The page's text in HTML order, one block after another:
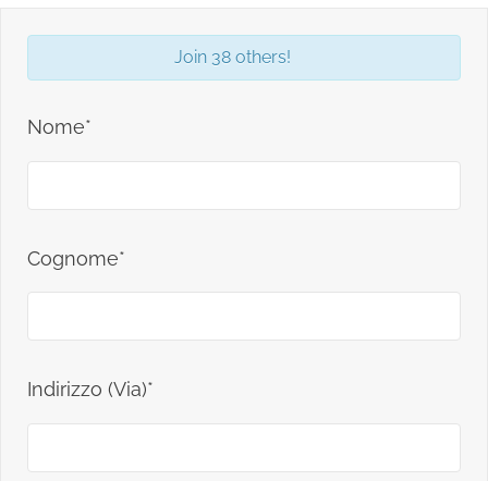
Join 38 others!
Nome*
Cognome*
Indirizzo (Via)*